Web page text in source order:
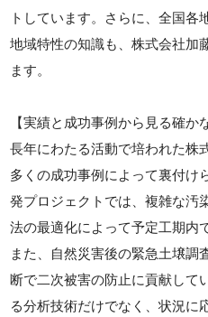
トしています。さらに、全国各
地域特性の知識も、株式会社加
ます。
【実績と成功事例から見る確か
長年にわたる活動で培われた株
多くの成功事例によって裏付け
発プロジェクトでは、複雑な汚
法の最適化によって予定工期内
また、自然災害後の緊急土壌調
断で二次被害の防止に貢献して
る分析技術だけでなく、状況に